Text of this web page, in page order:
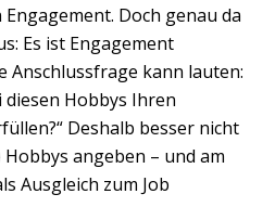
Doch genau da
Es ist Engagement
Anschlussfrage kann lauten:
diesen Hobbys Ihren
Deshalb besser nicht
angeben – und am
Ausgleich zum Job